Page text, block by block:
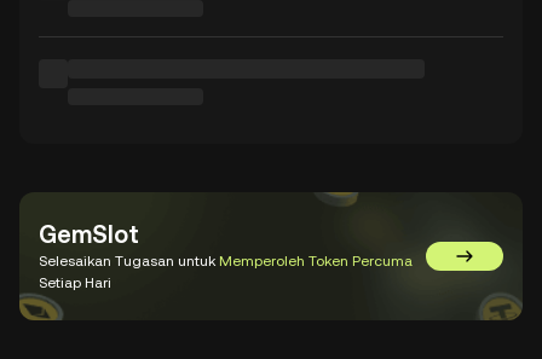
GemSlot
Selesaikan Tugasan untuk Memperoleh Token Percuma
Setiap Hari
Pergi ke